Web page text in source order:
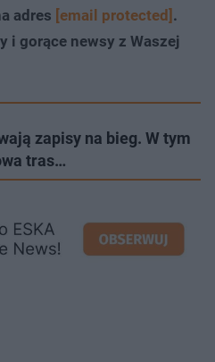
adres [email protected] .
i gorące newsy z Waszej
zapisy na bieg. W tym
tras…